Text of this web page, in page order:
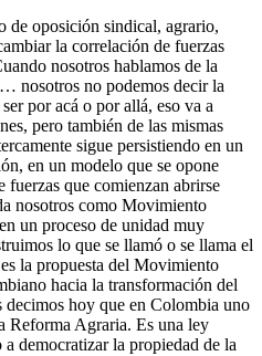
de oposición sindical, agrario,
la correlación de fuerzas
nosotros hablamos de la
nosotros no podemos decir la
por acá o por allá, eso va a
pero también de las mismas
sigue persistiendo en un
en un modelo que se opone
fuerzas que comienzan abrirse
nosotros como Movimiento
un proceso de unidad muy
lo que se llamó o se llama el
la propuesta del Movimiento
hacia la transformación del
decimos hoy que en Colombia uno
Reforma Agraria. Es una ley
democratizar la propiedad de la